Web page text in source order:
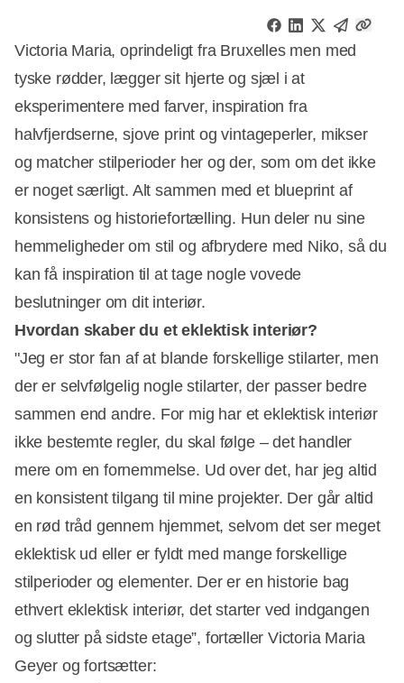
Victoria Maria, oprindeligt fra Bruxelles men med
tyske rødder, lægger sit hjerte og sjæl i at
eksperimentere med farver, inspiration fra
halvfjerdserne, sjove print og vintageperler, mikser
og matcher stilperioder her og der, som om det ikke
er noget særligt. Alt sammen med et blueprint af
konsistens og historiefortælling. Hun deler nu sine
hemmeligheder om stil og afbrydere med Niko, så du
kan få inspiration til at tage nogle vovede
beslutninger om dit interiør.
Hvordan skaber du et eklektisk interiør?
"Jeg er stor fan af at blande forskellige stilarter, men
der er selvfølgelig nogle stilarter, der passer bedre
sammen end andre. For mig har et eklektisk interiør
ikke bestemte regler, du skal følge – det handler
mere om en fornemmelse. Ud over det, har jeg altid
en konsistent tilgang til mine projekter. Der går altid
en rød tråd gennem hjemmet, selvom det ser meget
eklektisk ud eller er fyldt med mange forskellige
stilperioder og elementer. Der er en historie bag
ethvert eklektisk interiør, det starter ved indgangen
og slutter på sidste etage”, fortæller Victoria Maria
Geyer og fortsætter: